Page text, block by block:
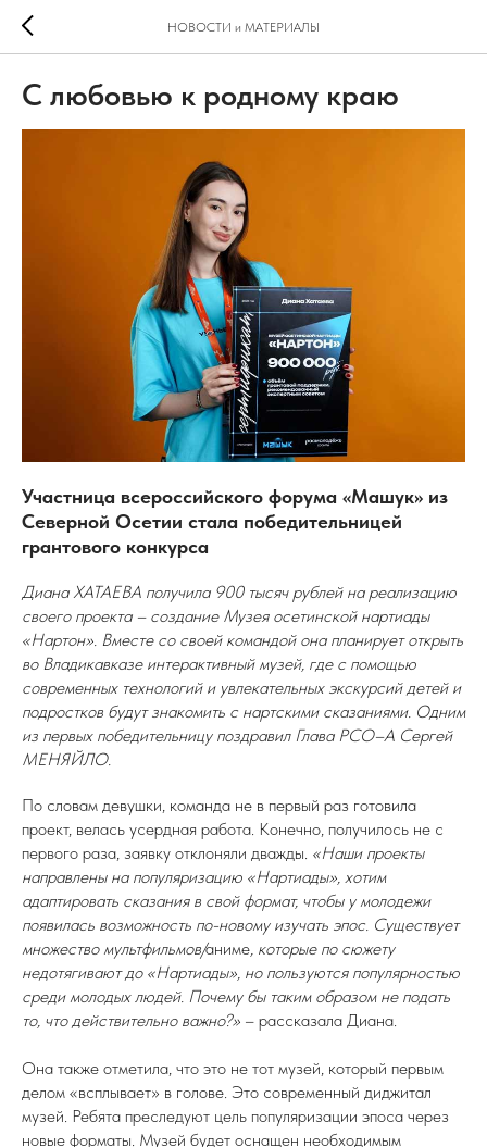
НОВОСТИ и МАТЕРИАЛЫ
С любовью к родному краю
Участница всероссийского форума «Машук» из
Северной Осетии стала победительницей
грантового конкурса
Диана ХАТАЕВА получила 900 тысяч рублей на реализацию
своего проекта – создание Музея осетинской нартиады
«Нартон». Вместе со своей командой она планирует открыть
во Владикавказе интерактивный музей, где с помощью
современных технологий и увлекательных экскурсий детей и
подростков будут знакомить с нартскими сказаниями. Одним
из первых победительницу поздравил Глава РСО–А Сергей
МЕНЯЙЛО.
По словам девушки, команда не в первый раз готовила
проект, велась усердная работа. Конечно, получилось не с
первого раза, заявку отклоняли дважды. «Наши проекты
направлены на популяризацию «Нартиады», хотим
адаптировать сказания в свой формат, чтобы у молодежи
появилась возможность по-новому изучать эпос. Существует
множество мультфильмов/аниме, которые по сюжету
недотягивают до «Нартиады», но пользуются популярностью
среди молодых людей. Почему бы таким образом не подать
то, что действительно важно?» – рассказала Диана.
Она также отметила, что это не тот музей, который первым
делом «всплывает» в голове. Это современный диджитал
музей. Ребята преследуют цель популяризации эпоса через
новые форматы. Музей будет оснащен необходимым